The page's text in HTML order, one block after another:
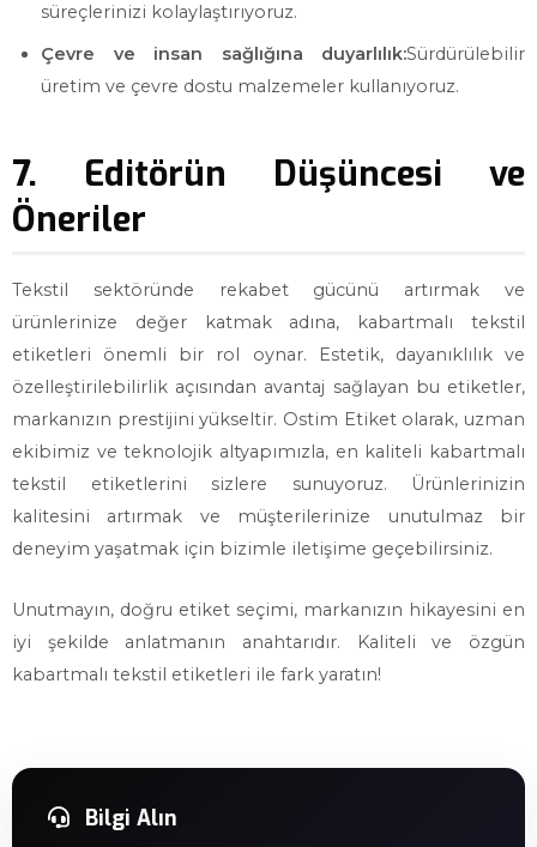
süreçlerinizi kolaylaştırıyoruz.
Çevre ve insan sağlığına duyarlılık:Sürdürülebilir
üretim ve çevre dostu malzemeler kullanıyoruz.
7. Editörün Düşüncesi ve
Öneriler
Tekstil sektöründe rekabet gücünü artırmak ve
ürünlerinize değer katmak adına, kabartmalı tekstil
etiketleri önemli bir rol oynar. Estetik, dayanıklılık ve
özelleştirilebilirlik açısından avantaj sağlayan bu etiketler,
markanızın prestijini yükseltir. Ostim Etiket olarak, uzman
ekibimiz ve teknolojik altyapımızla, en kaliteli kabartmalı
tekstil etiketlerini sizlere sunuyoruz. Ürünlerinizin
kalitesini artırmak ve müşterilerinize unutulmaz bir
deneyim yaşatmak için bizimle iletişime geçebilirsiniz.
Unutmayın, doğru etiket seçimi, markanızın hikayesini en
iyi şekilde anlatmanın anahtarıdır. Kaliteli ve özgün
kabartmalı tekstil etiketleri ile fark yaratın!
Bilgi Alın